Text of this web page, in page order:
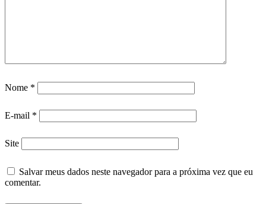
Nome *
E-mail *
Site
Salvar meus dados neste navegador para a próxima vez que eu
comentar.